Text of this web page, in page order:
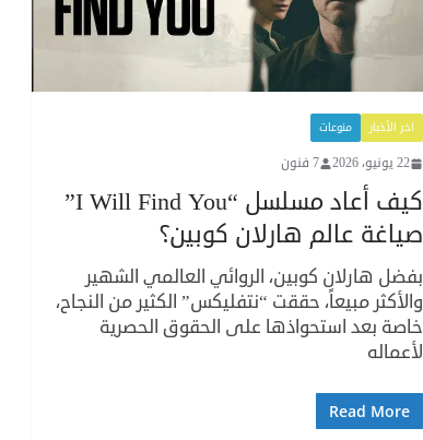
اخر الأخبار منوعات
22 يونيو، 2026 7 فنون
كيف أعاد مسلسل “I Will Find You”
صياغة عالم هارلان كوبين؟
بفضل هارلان كوبين، الروائي العالمي الشهير
والأكثر مبيعاً، حققت “نتفليكس” الكثير من النجاح،
خاصة بعد استحواذها على الحقوق الحصرية
لأعماله
Read More